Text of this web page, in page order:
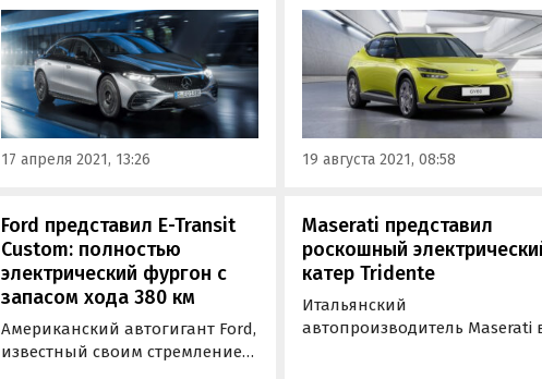
полностью электрического
седана Mercedes-Benz EQS 2022
модельного года с дальностью
хода в 770 км на одном заряде
батарей.
17 апреля 2021, 13:26
первым серийным
электромобилем бренда,
в основу общую модульную
платформу E-GMP от Hyundai-
Kia и, таким образом,
премиальным собратом уже
представленных…
19 августа 2021, 08:58
Ford представил E-Transit
Custom: полностью
электрический фургон с
запасом хода 380 км
Американский автогигант Ford,
известный своим стремлением
Maserati представил
роскошный
катер Tridente
Итальянский
автопроизводитель Maserati